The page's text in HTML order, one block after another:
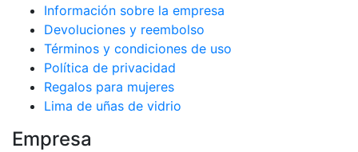
Información sobre la empresa
Devoluciones y reembolso
Términos y condiciones de uso
Política de privacidad
Regalos para mujeres
Lima de uñas de vidrio
Empresa